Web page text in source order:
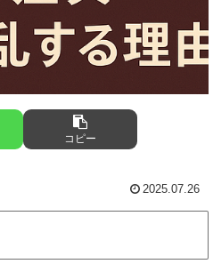
コピー
2025.07.26